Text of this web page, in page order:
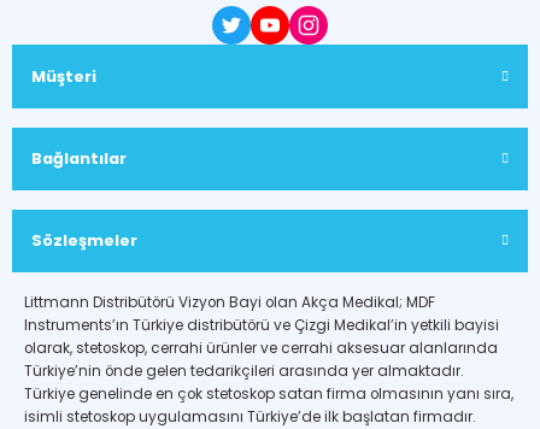
Müşteri
Bağlantılar
Sözleşmeler
Littmann Distribütörü Vizyon Bayi olan Akça Medikal; MDF
Instruments’ın Türkiye distribütörü ve Çizgi Medikal’in yetkili bayisi
olarak, stetoskop, cerrahi ürünler ve cerrahi aksesuar alanlarında
Türkiye’nin önde gelen tedarikçileri arasında yer almaktadır.
Türkiye genelinde en çok stetoskop satan firma olmasının yanı sıra,
isimli stetoskop uygulamasını Türkiye’de ilk başlatan firmadır.